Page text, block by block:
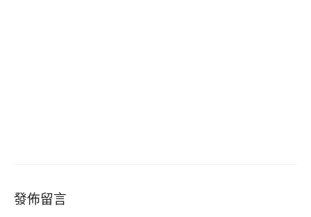
發佈留言